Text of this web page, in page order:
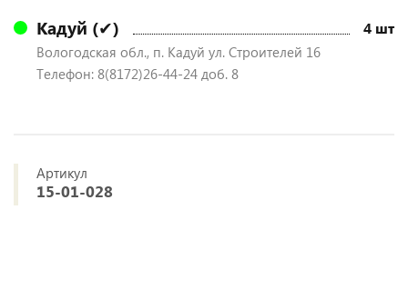
Кадуй (✔) 4 шт
Вологодская обл., п. Кадуй ул. Строителей 16
Телефон: 8(8172)26-44-24 доб. 8
Артикул
15-01-028